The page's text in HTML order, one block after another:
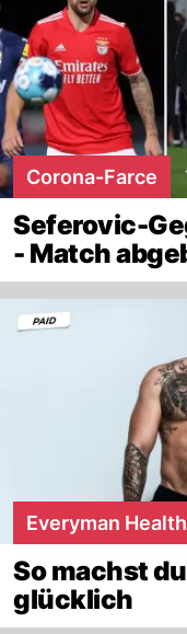
Corona-Farce
Seferovic-
- Match
Everyman Health
So machst
glücklich